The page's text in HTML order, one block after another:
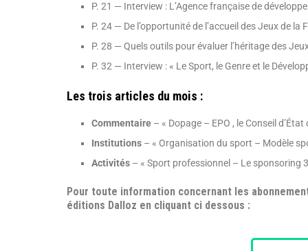
P. 21 — Interview : L’Agence française de
P. 24 — De l’opportunité de l’accueil des Jeux de la
P. 28 — Quels outils pour évaluer l’héritage des
P. 32 — Interview : « Le Sport, le Genre et le
Les trois articles du mois :
Commentaire – « Dopage – EPO , le Conseil
Institutions – « Organisation du sport – Modèle
Activités – « Sport professionnel – Le sponsoring
Pour toute information concernant les
éditions Dalloz en cliquant ci dessous :